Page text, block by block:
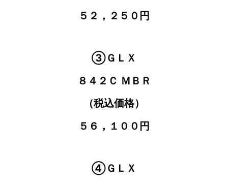
５２，２５０円
③ＧＬＸ
８４２Ｃ ＭＢＲ
（税込価格）
５６，１００円
④ＧＬＸ